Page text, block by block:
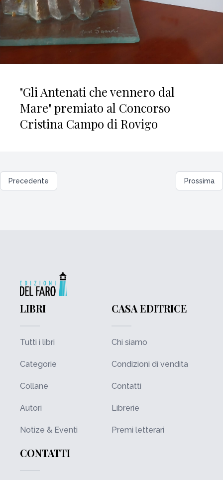
"Gli Antenati che vennero dal
Mare" premiato al Concorso
Cristina Campo di Rovigo
Precedente Prossima
LIBRI
Tutti i libri
Categorie
Collane
Autori
Notize & Eventi
CASA EDITRICE
Chi siamo
Condizioni di vendita
Contatti
Librerie
Premi letterari
CONTATTI